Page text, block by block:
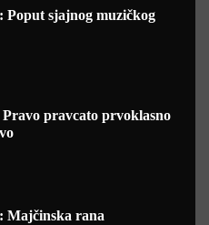
Poput sjajnog muzičkog
Pravo pravcato prvoklasno
Majčinska rana